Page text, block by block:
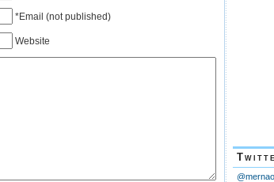
*Email (not published)
Website